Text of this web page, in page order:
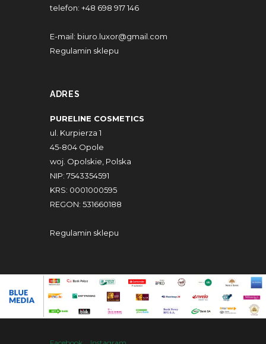
telefon: +48 698 917 146
E-mail: biuro.luxor@gmail.com
Regulamin sklepu
ADRES
PURELINE COSMETICS
ul. Kurpierza 1
45-804 Opole
woj. Opolskie, Polska
NIP: 7543354591
KRS: 0001000595
REGON: 531660188
Regulamin sklepu